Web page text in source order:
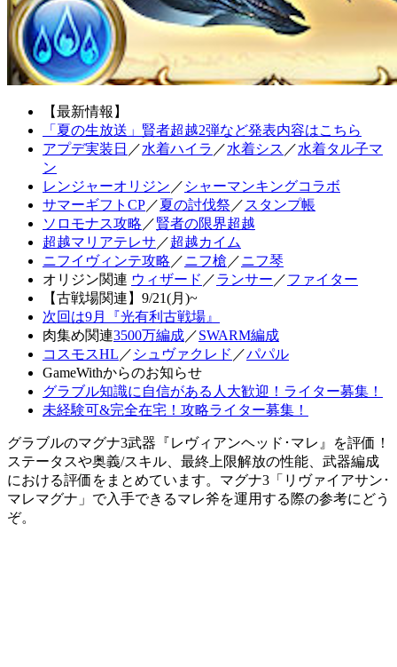
【最新情報】
「夏の生放送」賢者超越2弾など発表内容はこちら
アプデ実装日 ／水着ハイラ ／水着シス ／水着タル子マ
ン
レンジャーオリジン ／ シャーマンキングコラボ
サマーギフトCP／夏の討伐祭 ／ スタンプ帳
ソロモナス攻略 ／賢者の限界超越
超越マリアテレサ ／超越カイム
ニフイヴィンテ攻略 ／ニフ槍 ／ニフ琴
オリジン関連 ウィザード ／ランサー ／ファイター
【古戦場関連】9/21(月)~
次回は9月『光有利古戦場』
肉集め関連3500万編成／SWARM編成
コスモスHL ／ シュヴァクレド ／パパル
GameWithからのお知らせ
グラブル知識に自信がある人大歓迎！ライター募集！
未経験可&完全在宅！攻略ライター募集！
グラブルのマグナ3武器『レヴィアンヘッド･マレ』を評価！
ステータスや奥義/スキル、最終上限解放の性能、武器編成
における評価をまとめています。マグナ3「リヴァイアサン･
マレマグナ」で入手できるマレ斧を運用する際の参考にどう
ぞ。